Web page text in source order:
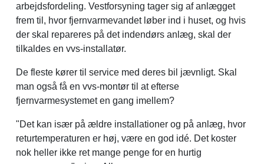
arbejdsfordeling. Vestforsyning tager sig af anlægget
frem til, hvor fjernvarmevandet løber ind i huset, og hvis
der skal repareres på det indendørs anlæg, skal der
tilkaldes en vvs-installatør.
De fleste kører til service med deres bil jævnligt. Skal
man også få en vvs-montør til at efterse
fjernvarmesystemet en gang imellem?
"Det kan især på ældre installationer og på anlæg, hvor
returtemperaturen er høj, være en god idé. Det koster
nok heller ikke ret mange penge for en hurtig